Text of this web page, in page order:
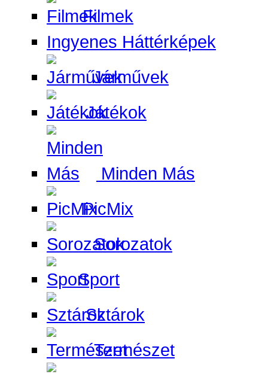
Filmek
Ingyenes Háttérképek
Járművek
Játékok
Minden Más
PicMix
Sorozatok
Sport
Sztárok
Természet